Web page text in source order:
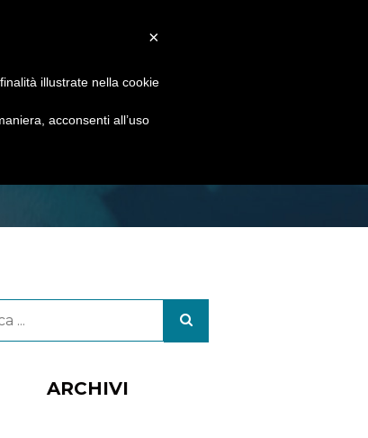
2019
ARCHIVI
×
illustrate nella cookie
acconsenti all’uso